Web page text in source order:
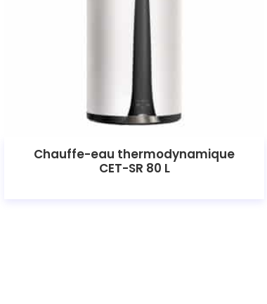
Chauffe-eau thermodynamique
CET-SR 80 L